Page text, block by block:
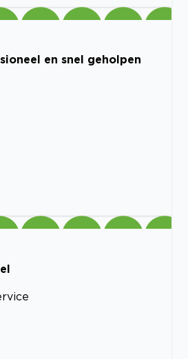
en snel geholpen